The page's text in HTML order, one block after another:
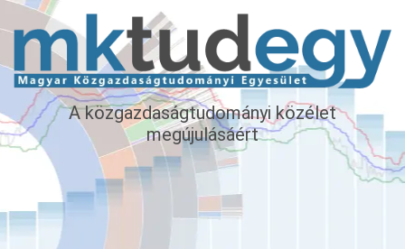
A közgazdaságtudományi közélet
megújulásáért